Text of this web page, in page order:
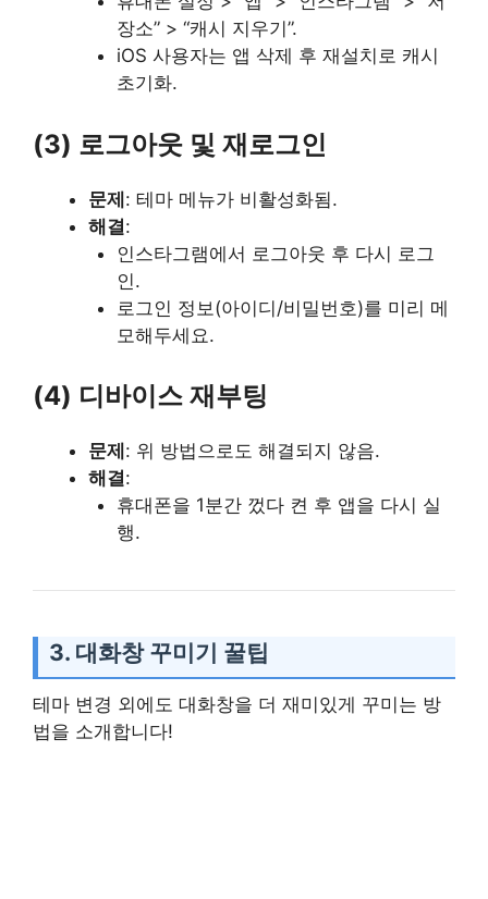
장소” > “캐시 지우기”.
iOS 사용자는 앱 삭제 후 재설치로 캐시
초기화.
(3) 로그아웃 및 재로그인
문제: 테마 메뉴가 비활성화됨.
해결:
인스타그램에서 로그아웃 후 다시 로그
인.
로그인 정보(아이디/비밀번호)를 미리 메
모해두세요.
(4) 디바이스 재부팅
문제 : 위 방법으로도 해결되지 않음.
해결:
휴대폰을 1분간 껐다 켠 후 앱을 다시 실
행.
3. 대화창 꾸미기 꿀팁
테마 변경 외에도 대화창을 더 재미있게 꾸미는 방
법을 소개합니다!